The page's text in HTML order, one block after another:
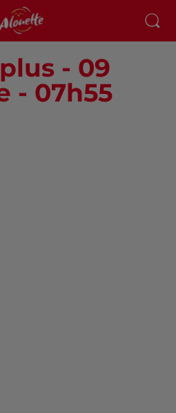
- 09
- 07h55